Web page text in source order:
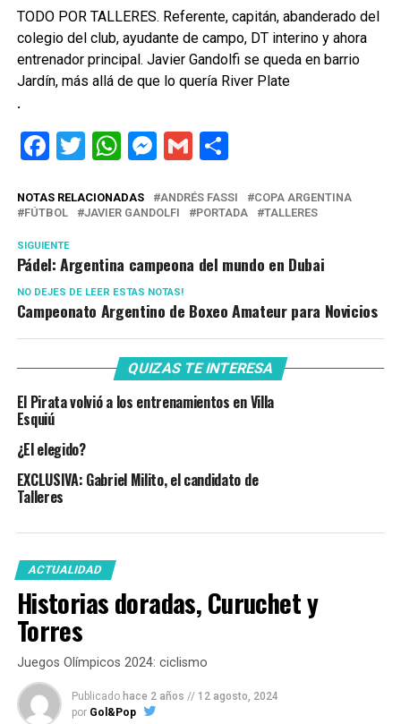
TODO POR TALLERES. Referente, capitán, abanderado del
colegio del club, ayudante de campo, DT interino y ahora
entrenador principal. Javier Gandolfi se queda en barrio
Jardín, más allá de que lo quería River Plate
.
Facebook
Twitter
WhatsApp
Messenger
GmailShare
NOTAS RELACIONADAS ANDRÉS FASSI
COPA ARGENTINA
FÚTBOL
JAVIER GANDOLFI PORTADA TALLERES
SIGUIENTE
Pádel: Argentina campeona del mundo en Dubai
NO DEJES DE LEER ESTAS NOTAS!
Campeonato Argentino de Boxeo Amateur para Novicios
QUIZAS TE INTERESA
El Pirata volvió a los entrenamientos en Villa
Esquiú
¿El elegido?
EXCLUSIVA: Gabriel Milito, el candidato de
Talleres
ACTUALIDAD
Historias doradas, Curuchet y
Torres
Juegos Olímpicos 2024: ciclismo
Publicado hace 2 años // 12 agosto, 2024
por Gol&Pop